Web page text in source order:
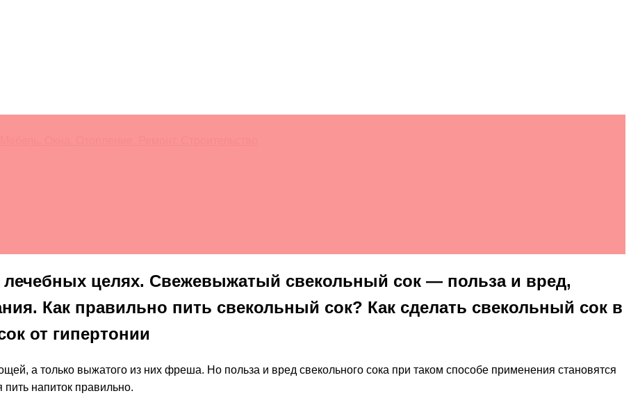
лечебных целях. Свежевыжатый свекольный сок — польза и вред,
Как правильно пить свекольный сок? Как сделать свекольный сок в
от гипертонии
а только выжатого из них фреша. Но польза и вред свекольного сока при таком способе применения становятся
напиток правильно.